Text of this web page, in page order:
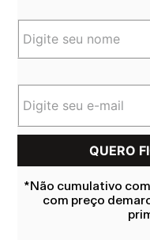
*Não cumulativo
com preço